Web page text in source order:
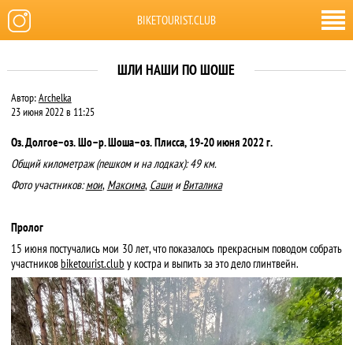
BIKETOURIST.CLUB
ШЛИ НАШИ ПО ШОШЕ
Автор:Archelka
23 июня 2022 в 11:25
Оз. Долгое–оз. Шо–р. Шоша–оз. Плисса, 19-20 июня 2022 г.
Общий километраж (пешком и на лодках): 49 км.
Фото участников:мои, Максима, СашииВиталика
Пролог
15 июня постучались мои 30 лет, что показалось прекрасным поводом собрать
участниковbiketourist.club у костра и выпить за это дело глинтвейн.